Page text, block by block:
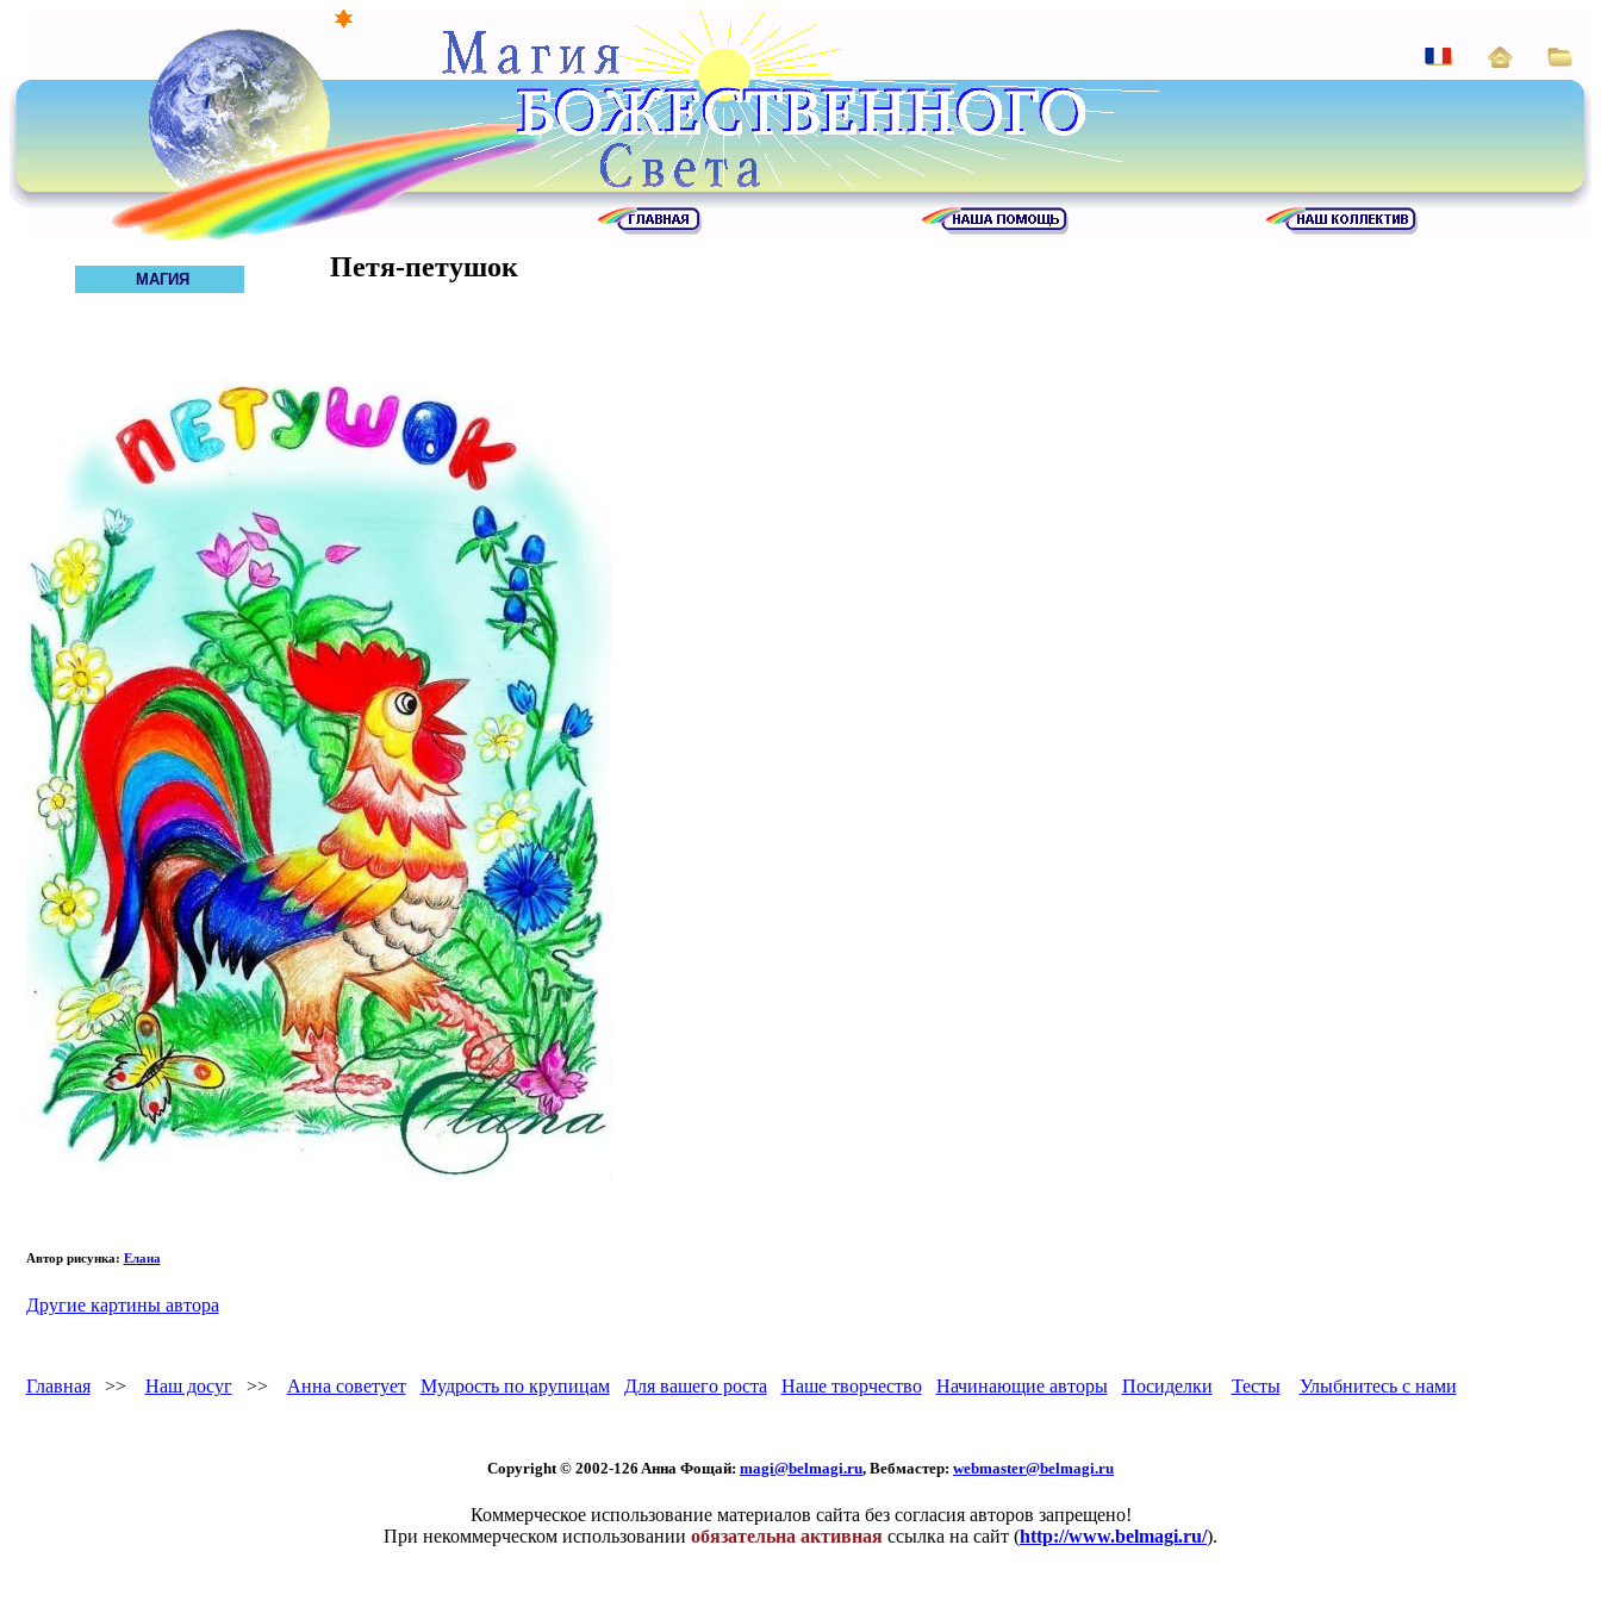
МАГИЯ Петя-петушок
Автор рисунка: Елана
Другие картины автора
Главная>> Наш досуг>> Анна советует Мудрость по крупицам Для вашего роста Наше творчество Начинающие авторы Посиделки Тесты Улыбнитесь с нами
Copyright © 2002-126 Aннa Фoщaй: magi@belmagi.ru, Вебмастер: webmaster@belmagi.ru
Коммерческое использование материалов сайта без согласия авторов запрещено!
При некоммерческом использовании обязательна активная ссылка на сайт (http://www.belmagi.ru/).